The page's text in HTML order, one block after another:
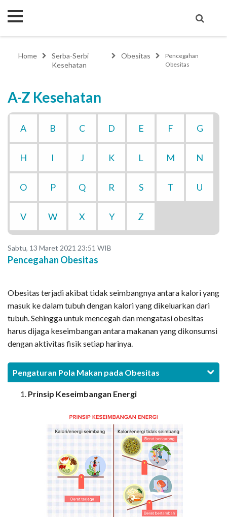
Home
Serba-Serbi
Kesehatan
Obesitas
Pencegahan
Obesitas
A-Z Kesehatan
A B C D E F G
H I J K L M N
O P Q R S T U
V W X Y Z
Sabtu, 13 Maret 2021 23:51 WIB
Pencegahan Obesitas
Obesitas terjadi akibat tidak seimbangnya antara kalori yang
masuk ke dalam tubuh dengan kalori yang dikeluarkan dari
tubuh. Sehingga untuk mencegah dan mengatasi obesitas
harus dijaga keseimbangan antara makanan yang dikonsumsi
dengan aktivitas fisik setiap harinya.
Pengaturan Pola Makan pada Obesitas
Prinsip Keseimbangan Energi